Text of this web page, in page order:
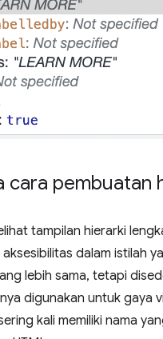
cara pembuatan
tampilan hierarki
dalam istilah
lebih sama, tetapi
digunakan untuk gaya
kali memiliki nama